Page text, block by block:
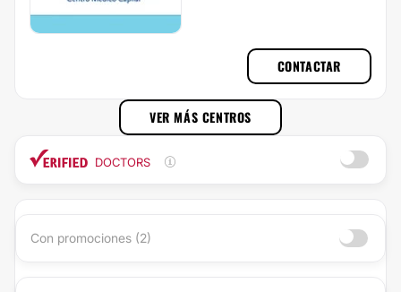
CONTACTAR
VER MÁS CENTROS
DOCTORS
Con promociones (2)